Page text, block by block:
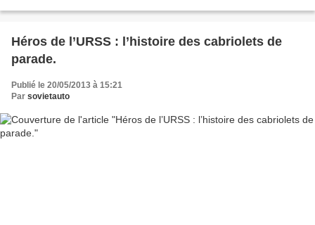
Héros de l’URSS : l’histoire des cabriolets de
parade.
Publié le 20/05/2013 à 15:21
Par sovietauto